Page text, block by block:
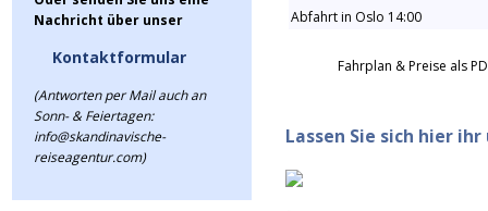
Nachricht über unser
Kontaktformular
(Antworten per Mail auch an
Sonn- & Feiertagen:
info@skandinavische-
reiseagentur.com)
Abfahrt in Oslo 14:00
Fahrplan & Preise als
Lassen Sie sich hier